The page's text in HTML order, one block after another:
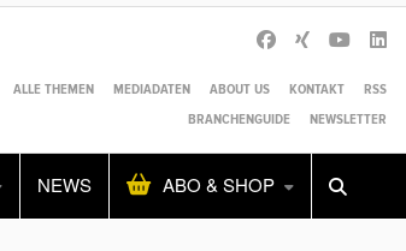
ALLE THEMEN MEDIADATEN ABOUT US KONTAKT
RSS
BRANCHENGUIDE
NEWSLETTER
NEWS ABO & SHOP
Alles Shop SUCHEN